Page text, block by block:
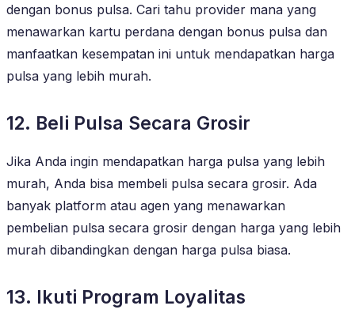
dengan bonus pulsa. Cari tahu provider mana yang
menawarkan kartu perdana dengan bonus pulsa dan
manfaatkan kesempatan ini untuk mendapatkan harga
pulsa yang lebih murah.
12. Beli Pulsa Secara Grosir
Jika Anda ingin mendapatkan harga pulsa yang lebih
murah, Anda bisa membeli pulsa secara grosir. Ada
banyak platform atau agen yang menawarkan
pembelian pulsa secara grosir dengan harga yang lebih
murah dibandingkan dengan harga pulsa biasa.
13. Ikuti Program Loyalitas